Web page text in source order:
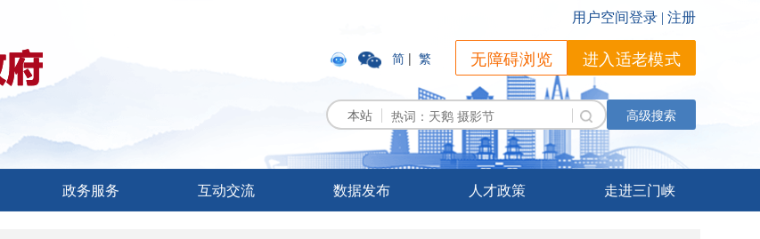
简 | 繁 无障碍浏览 进入适老模式
本站 高级搜索
政务服务 互动交流 数据发布 人才政策 走进三门峡